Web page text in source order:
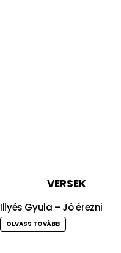
VERSEK
Illyés Gyula – Jó érezni
OLVASS TOVÁBB